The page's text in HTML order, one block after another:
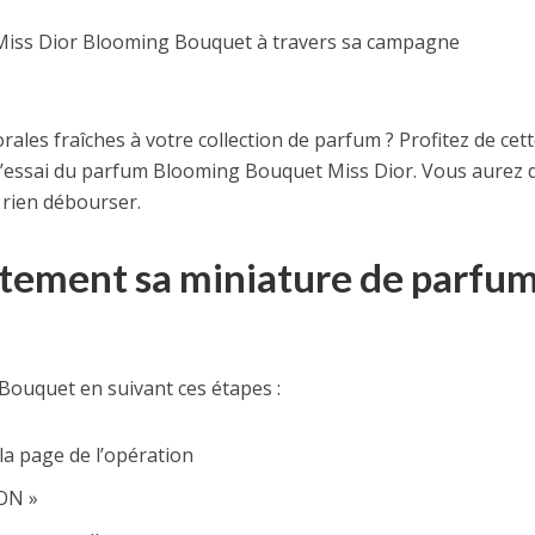
Dior Blooming Bouquet à travers sa campagne
fraîches à votre collection de parfum ? Profitez de
du parfum Blooming Bouquet Miss Dior. Vous aurez
débourser.
sa miniature de
en suivant ces étapes :
page de l’opération
»